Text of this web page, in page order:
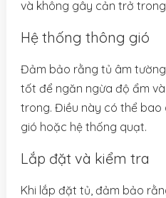
và không gây cản trở
Hệ thống thông gió
Đảm bảo rằng tủ âm
tốt để ngăn ngừa độ ẩm
trong. Điều này có thể
gió hoặc hệ thống quạt.
Lắp đặt và kiểm tra
Khi lắp đặt tủ, đảm bảo